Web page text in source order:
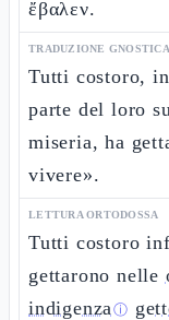
ἔβαλεν.
TRADUZIONE GNOSTICA
Tutti costoro,
parte del loro
miseria, ha
vivere».
LETTURA ORTODOSSA
Tutti costoro
gettarono nelle
indigenzaⓘ